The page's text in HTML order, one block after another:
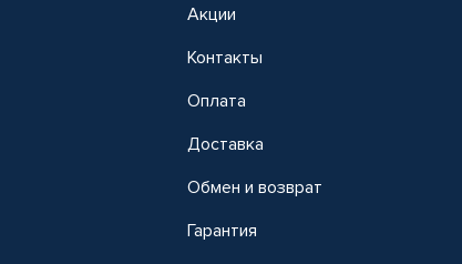
Акции
Контакты
Оплата
Доставка
Обмен и возврат
Гарантия